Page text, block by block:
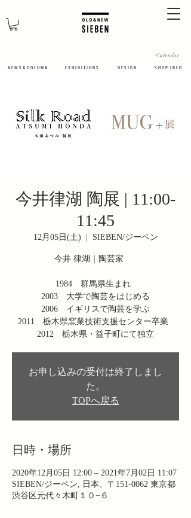
N E W S & C O L U M N
Calendar
​E X H I B I T I O N S D E S I G N S H O P I N F O
今井律湖 陶展 | 11:00-
11:45
12月05日(土) SIEBEN/ジーベン
今井 律湖｜陶芸家
1984 群馬県生まれ
2003 大学で陶芸をはじめる
2006 イギリスで陶芸を学ぶ
2011 栃木県窯業技術支援センター卒業
2012 栃木県・益子町にて独立
お申し込みの受付は終了しまし
た。
TOPへ戻る
日時・場所
2020年12月05日 12:00 – 2021年7月02日 11:07
SIEBEN/ジーベン, 日本、〒151-0062 東京都
渋谷区元代々木町１０−６